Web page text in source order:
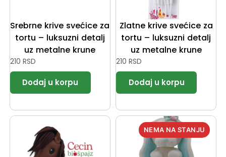
Srebrne krive svećice za
tortu – luksuzni detalj
uz metalne krune
210 RSD
Zlatne krive svećice za
tortu – luksuzni detalj
uz metalne krune
210 RSD